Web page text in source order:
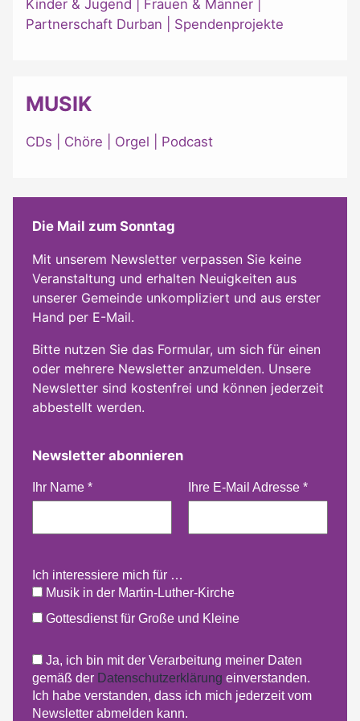
Kinder & Jugend Frauen & Männer
Partnerschaft Durban
Spendenprojekte
MUSIK
CDs Chöre Orgel Podcast
Die Mail zum Sonntag
Mit unserem Newsletter verpassen Sie keine
Veranstaltung und erhalten Neuigkeiten aus
unserer Gemeinde unkompliziert und aus erster
Hand per E-Mail.
Bitte nutzen Sie das Formular, um sich für einen
oder mehrere Newsletter anzumelden. Unsere
Newsletter sind kostenfrei und können jederzeit
abbestellt werden.
Newsletter abonnieren
Ihr Name * Ihre E-Mail Adresse *
Ich interessiere mich für …
Musik in der Martin-Luther-Kirche
Gottesdienst für Große und Kleine
Ja, ich bin mit der Verarbeitung meiner Daten
gemäß der Datenschutzerklärung einverstanden.
Ich habe verstanden, dass ich mich jederzeit vom
Newsletter abmelden kann.